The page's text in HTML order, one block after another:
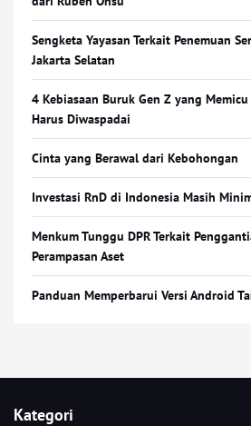
Sengketa Yayasan Terkait Penemuan
Jakarta Selatan
4 Kebiasaan Buruk Gen Z yang
Harus Diwaspadai
Cinta yang Berawal dari Kebohongan
Investasi RnD di Indonesia Masih
Menkum Tunggu DPR Terkait
Perampasan Aset
Panduan Memperbarui Versi Android
Kategori